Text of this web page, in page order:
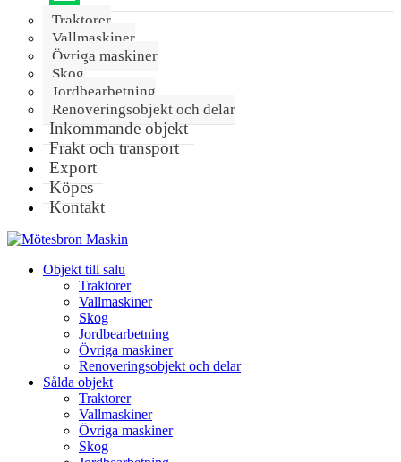
Traktorer
Vallmaskiner
Övriga maskiner
Skog
Jordbearbetning
Renoveringsobjekt och delar
Inkommande objekt
Frakt och transport
Export
Köpes
Kontakt
Objekt till salu
Traktorer
Vallmaskiner
Skog
Jordbearbetning
Övriga maskiner
Renoveringsobjekt och delar
Sålda objekt
Traktorer
Vallmaskiner
Övriga maskiner
Skog